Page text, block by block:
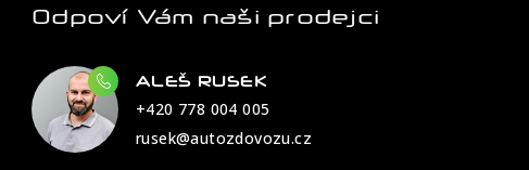
Odpoví Vám naši prodejci
ALEŠ RUSEK
+420 778 004 005
rusek@autozdovozu.cz